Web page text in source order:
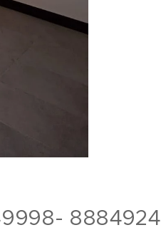
8884924